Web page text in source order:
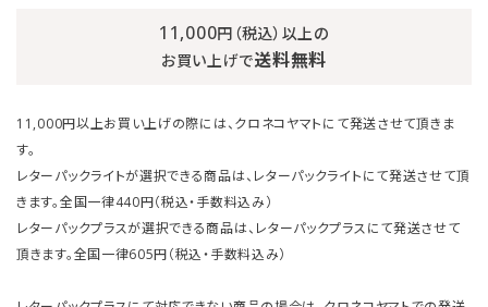
11,000円（税込）以上の
お買い上げで送料無料
11,000円以上お買い上げの際には、クロネコヤマトにて発送させて頂きま
す。
レターパックライトが選択できる商品は、レターパックライトにて発送させて頂
きます。全国一律440円（税込・手数料込み）
レターパックプラスが選択できる商品は、レターパックプラスにて発送させて
頂きます。全国一律605円（税込・手数料込み）